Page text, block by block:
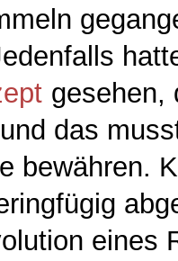
gesehen,
das
bewähren.
eines